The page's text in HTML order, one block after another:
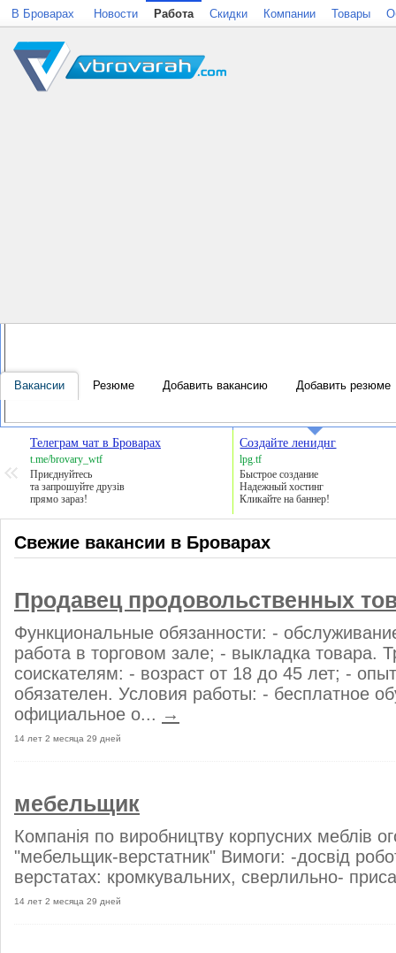
Телеграм чат в Броварах
t.me/brovary_wtf
Приєднуйтесь
та запрошуйте друзів
прямо зараз!
Создайте лениднг
lpg.tf
Быстрое создание
Надежный хостинг
Кликайте на баннер!
Свежие вакансии в Броварах
Продавец продовольственных
Функциональные обязанности: -
работа в торговом зале; - выкладка товара.
соискателям: - возраст от 18 до 45 лет; -
обязателен. Условия работы: - бесплатное
официальное о... →
14 лет 2 месяца 29 дней
мебельщик
Компанія по виробництву корпусних меблів
"мебельщик-верстатник" Вимоги: -досвід
верстатах: кромкувальних, сверлильно-
14 лет 2 месяца 29 дней
В Броварах Новости Работа Скидки Компании Товары
Вакансии Резюме Добавить вакансию Добавить резюме